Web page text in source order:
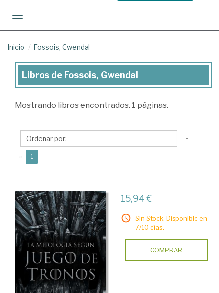
Toggle navigation
Inicio Fossois, Gwendal
Libros
Fossois,
Libros de Fossois, Gwendal
Mostrando libros encontrados. 1 páginas.
↑
« 1
15,94 €
Sin Stock. Disponible en
7/10 días.
COMPRAR